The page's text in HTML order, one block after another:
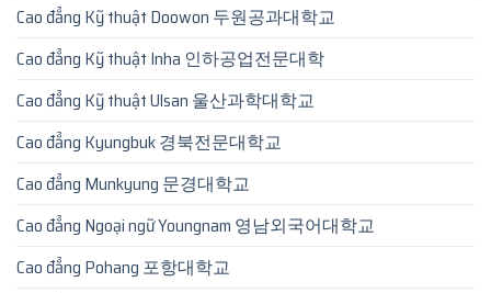
Cao đẳng Kỹ thuật Doowon 두원공과대학교
Cao đẳng Kỹ thuật Inha 인하공업전문대학
Cao đẳng Kỹ thuật Ulsan 울산과학대학교
Cao đẳng Kyungbuk 경북전문대학교
Cao đẳng Munkyung 문경대학교
Cao đẳng Ngoại ngữ Youngnam 영남외국어대학교
Cao đẳng Pohang 포항대학교